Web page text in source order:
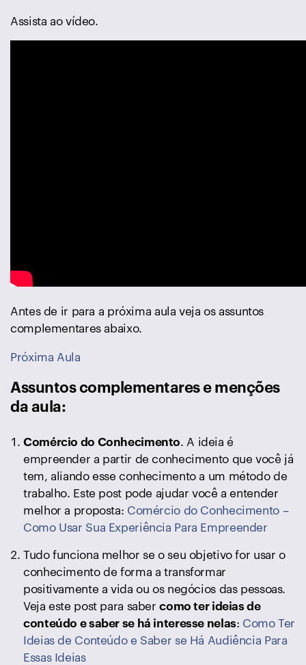
Assista ao vídeo.
Antes de ir para a próxima aula veja os assuntos
complementares abaixo.
Próxima Aula
Assuntos complementares e menções
da aula:
Comércio do Conhecimento. A ideia é
empreender a partir de conhecimento que você já
tem, aliando esse conhecimento a um método de
trabalho. Este post pode ajudar você a entender
melhor a proposta: Comércio do Conhecimento –
Como Usar Sua Experiência Para Empreender
Tudo funciona melhor se o seu objetivo for usar o
conhecimento de forma a transformar
positivamente a vida ou os negócios das pessoas.
Veja este post para sabercomo ter ideias de
conteúdo e saber se há interesse nelas: Como Ter
Ideias de Conteúdo e Saber se Há Audiência Para
Essas Ideias